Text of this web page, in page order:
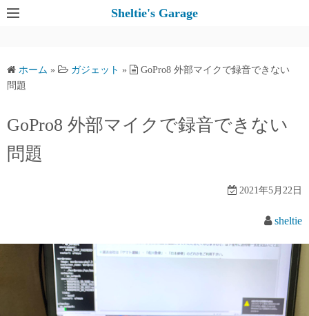
コ
ツ
キ
ッ
Sheltie's Garage
ホーム » ガジェット »
GoPro8 外部マイクで録音できない
問題
GoPro8 外部マイクで録音できない
問題
2021年5月22日
sheltie